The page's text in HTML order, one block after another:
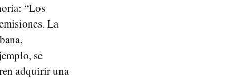
“Los
La
se
adquirir una